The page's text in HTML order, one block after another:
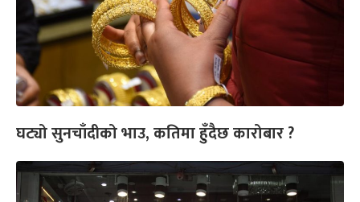
घट्यो सुनचाँदीको भाउ, कतिमा हुँदैछ कारोबार ?